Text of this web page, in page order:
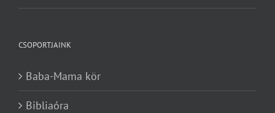
CSOPORTJAINK
Baba-Mama kör
Bibliaóra